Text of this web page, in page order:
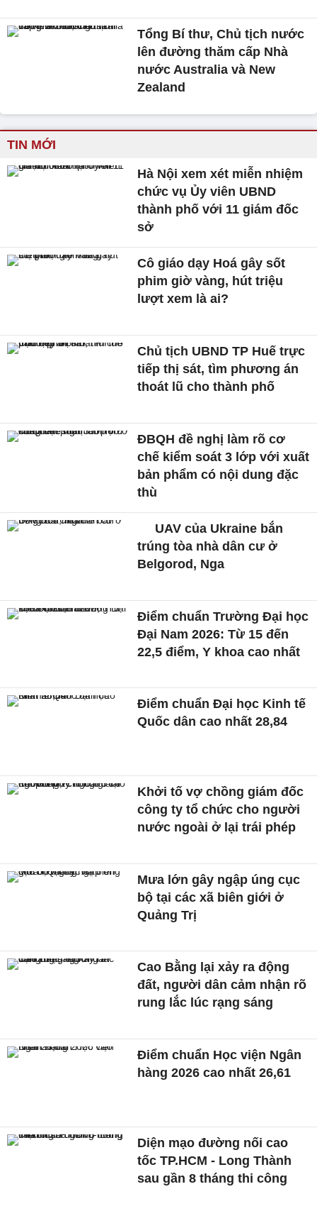
Tổng Bí thư, Chủ tịch nước
lên đường thăm cấp Nhà
nước Australia và New
Zealand
TIN MỚI
Hà Nội xem xét miễn nhiệm
chức vụ Ủy viên UBND
thành phố với 11 giám đốc
sở
Cô giáo dạy Hoá gây sốt
phim giờ vàng, hút triệu
lượt xem là ai?
Chủ tịch UBND TP Huế trực
tiếp thị sát, tìm phương án
thoát lũ cho thành phố
ĐBQH đề nghị làm rõ cơ
chế kiểm soát 3 lớp với xuất
bản phẩm có nội dung đặc
thù
UAV của Ukraine bắn
trúng tòa nhà dân cư ở
Belgorod, Nga
Điểm chuẩn Trường Đại học
Đại Nam 2026: Từ 15 đến
22,5 điểm, Y khoa cao nhất
Điểm chuẩn Đại học Kinh tế
Quốc dân cao nhất 28,84
Khởi tố vợ chồng giám đốc
công ty tổ chức cho người
nước ngoài ở lại trái phép
Mưa lớn gây ngập úng cục
bộ tại các xã biên giới ở
Quảng Trị
Cao Bằng lại xảy ra động
đất, người dân cảm nhận rõ
rung lắc lúc rạng sáng
Điểm chuẩn Học viện Ngân
hàng 2026 cao nhất 26,61
Diện mạo đường nối cao
tốc TP.HCM - Long Thành
sau gần 8 tháng thi công